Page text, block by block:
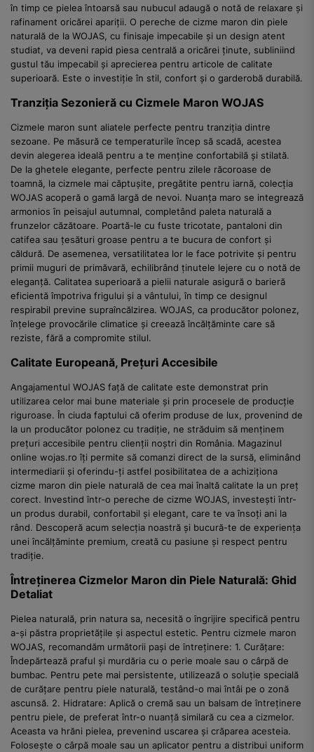
în timp ce pielea întoarsă sau nubucul adaugă o notă de relaxare și
rafinament oricărei apariții. O pereche de cizme maron din piele
naturală de la WOJAS, cu finisaje impecabile și un design atent
studiat, va deveni rapid piesa centrală a oricărei ținute, subliniind
gustul tău impecabil și aprecierea pentru articole de calitate
superioară. Este o investiție în stil, confort și o garderobă durabilă.
Tranziția Sezonieră cu Cizmele Maron WOJAS
Cizmele maron sunt aliatele perfecte pentru tranziția dintre
sezoane. Pe măsură ce temperaturile încep să scadă, acestea
devin alegerea ideală pentru a te menține confortabilă și stilată.
De la ghetele elegante, perfecte pentru zilele răcoroase de
toamnă, la cizmele mai căptușite, pregătite pentru iarnă, colecția
WOJAS acoperă o gamă largă de nevoi. Nuanța maro se integrează
armonios în peisajul autumnal, completând paleta naturală a
frunzelor căzătoare. Poartă-le cu fuste tricotate, pantaloni din
catifea sau țesături groase pentru a te bucura de confort și
căldură. De asemenea, versatilitatea lor le face potrivite și pentru
primii muguri de primăvară, echilibrând ținutele lejere cu o notă de
eleganță. Calitatea superioară a pielii naturale asigură o barieră
eficientă împotriva frigului și a vântului, în timp ce designul
respirabil previne supraîncălzirea. WOJAS, ca producător polonez,
înțelege provocările climatice și creează încălțăminte care să
reziste, fără a compromite stilul.
Calitate Europeană, Prețuri Accesibile
Angajamentul WOJAS față de calitate este demonstrat prin
utilizarea celor mai bune materiale și prin procesele de producție
riguroase. În ciuda faptului că oferim produse de lux, provenind de
la un producător polonez cu tradiție, ne străduim să menținem
prețuri accesibile pentru clienții noștri din România. Magazinul
online wojas.ro îți permite să comanzi direct de la sursă, eliminând
intermediarii și oferindu-ți astfel posibilitatea de a achiziționa
cizme maron din piele naturală de cea mai înaltă calitate la un preț
corect. Investind într-o pereche de cizme WOJAS, investești într-
un produs durabil, confortabil și elegant, care te va însoți ani la
rând. Descoperă acum selecția noastră și bucură-te de experiența
unei încălțăminte premium, creată cu pasiune și respect pentru
tradiție.
Întreținerea Cizmelor Maron din Piele Naturală: Ghid
Detaliat
Pielea naturală, prin natura sa, necesită o îngrijire specifică pentru
a-și păstra proprietățile și aspectul estetic. Pentru cizmele maron
WOJAS, recomandăm următorii pași de întreținere: 1. Curățare:
Îndepărtează praful și murdăria cu o perie moale sau o cârpă de
bumbac. Pentru pete mai persistente, utilizează o soluție specială
de curățare pentru piele naturală, testând-o mai întâi pe o zonă
ascunsă. 2. Hidratare: Aplică o cremă sau un balsam de întreținere
pentru piele, de preferat într-o nuanță similară cu cea a cizmelor.
Aceasta va hrăni pielea, prevenind uscarea și crăparea acesteia.
Folosește o cârpă moale sau un aplicator pentru a distribui uniform